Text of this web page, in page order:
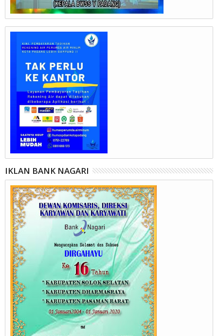
IKLAN BANK NAGARI